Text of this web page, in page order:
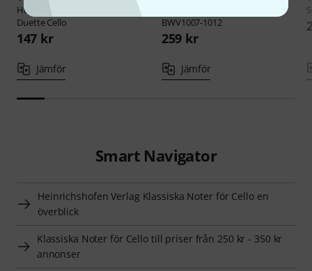
Heinrichshofen Verlag
Duette Cello
147 kr
Jämför
BWV1007-1012
259 kr
Jämför
Smart Navigator
Heinrichshofen Verlag Klassiska Noter för Cello en
överblick
Klassiska Noter för Cello till priser från 250 kr - 350 kr
annonser